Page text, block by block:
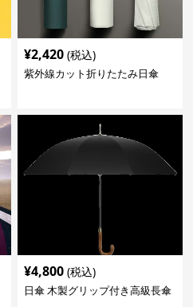
¥2,420 (税込)
紫外線カット折りたたみ日傘
¥4,800 (税込)
日傘 木製グリップ付き高級長傘